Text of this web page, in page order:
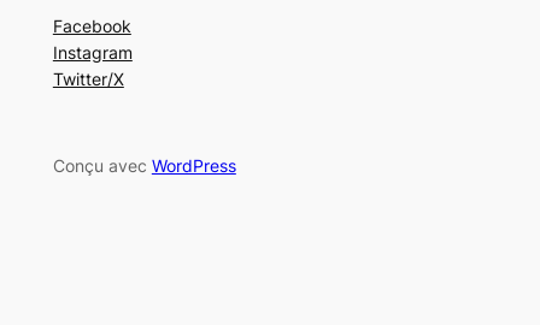
Facebook
Instagram
Twitter/X
Conçu avec WordPress